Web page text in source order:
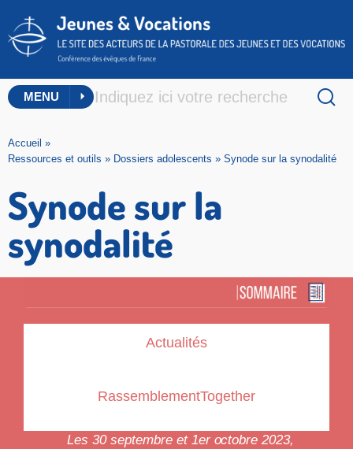
MENU
Accueil »
Ressources et outils » Dossiers adolescents » Synode sur la synodalité
Synode sur la
synodalité
Actualités
RassemblementTogether
Les 30 septembre et 1er octobre 2023,